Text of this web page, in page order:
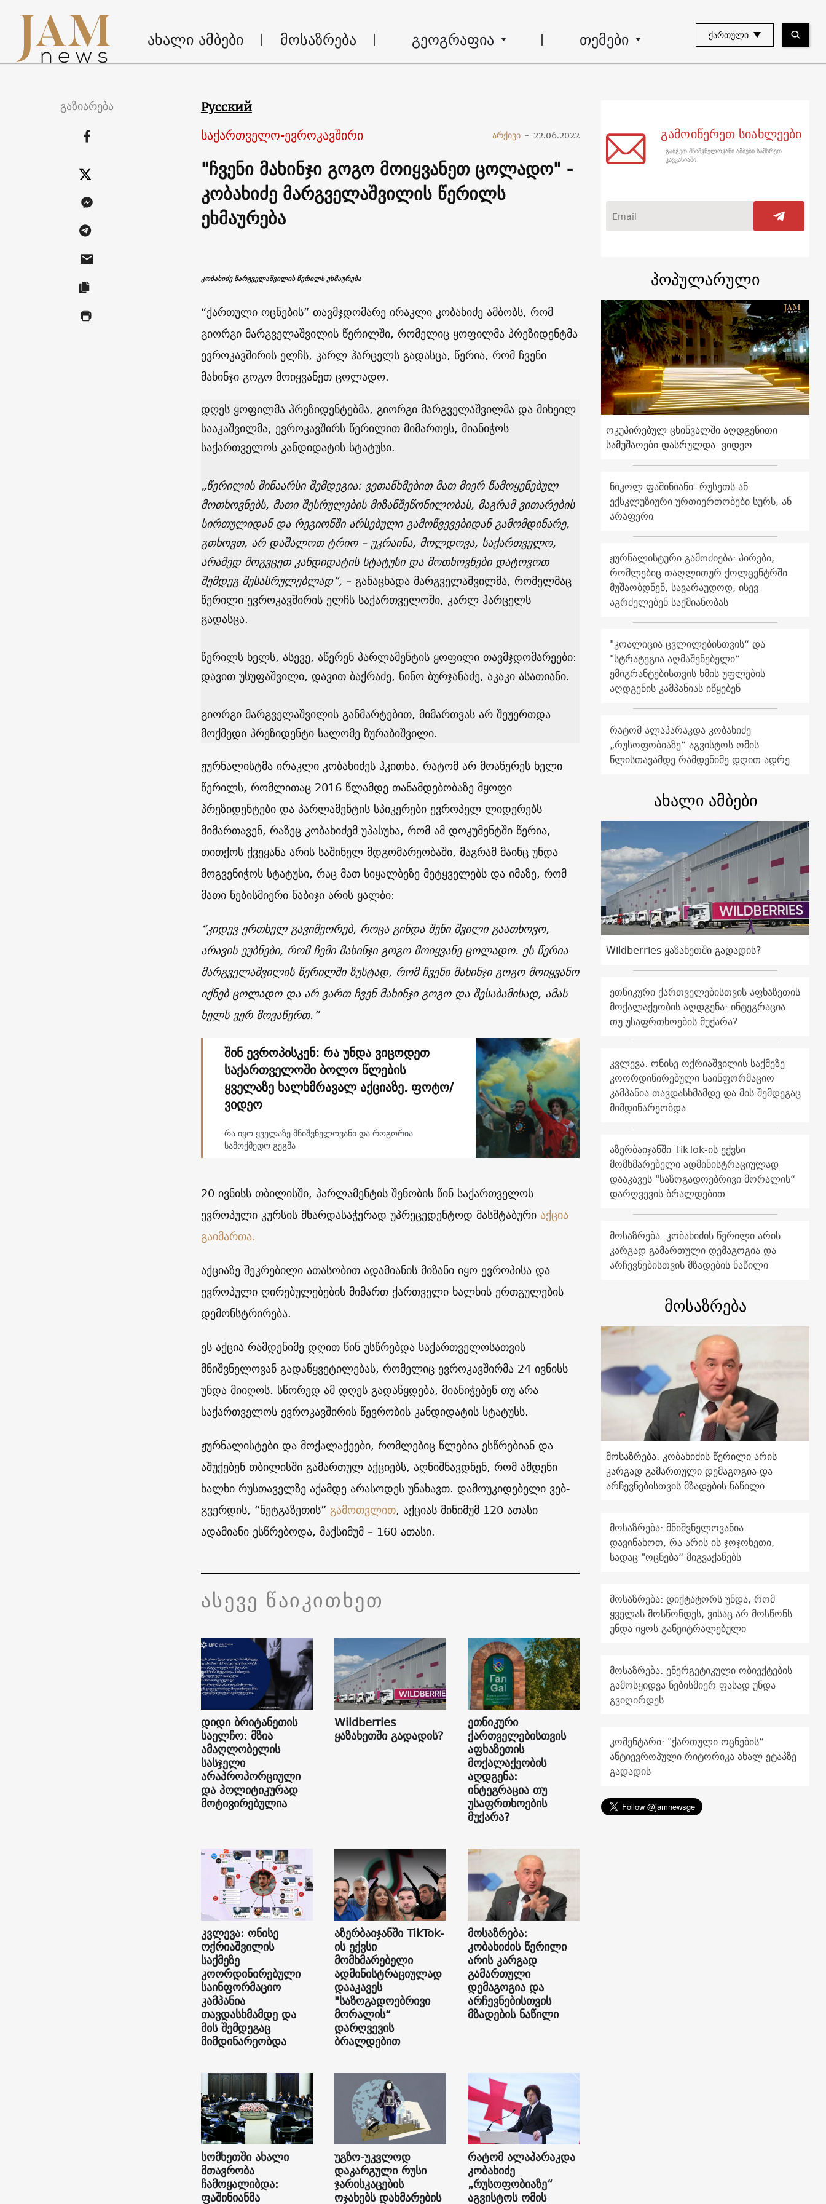
ახალი ამბები მოსაზრება გეოგრაფია თემები ᲥᲐᲠᲗᲣᲚᲘ
გაზიარება Русский
საქართველო-ევროკავშირი არქივი - 22.06.2022
"ჩვენი მახინჯი გოგო მოიყვანეთ ცოლადო" -
კობახიძე მარგველაშვილის წერილს
ეხმაურება
კობახიძე მარგველაშვილის წერილს ეხმაურება
“ქართული ოცნების” თავმჯდომარე ირაკლი კობახიძე ამბობს, რომ
გიორგი მარგველაშვილის წერილში, რომელიც ყოფილმა პრეზიდენტმა
ევროკავშირის ელჩს, კარლ ჰარცელს გადასცა, წერია, რომ ჩვენი
მახინჯი გოგო მოიყვანეთ ცოლადო.
დღეს ყოფილმა პრეზიდენტებმა, გიორგი მარგველაშვილმა და მიხეილ
სააკაშვილმა, ევროკავშირს წერილით მიმართეს, მიანიჭოს
საქართველოს კანდიდატის სტატუსი.
„წერილის შინაარსი შემდეგია: ვეთანხმებით მათ მიერ წამოყენებულ
მოთხოვნებს, მათი შესრულების მიზანშეწონილობას, მაგრამ ვითარების
სირთულიდან და რეგიონში არსებული გამოწვევებიდან გამომდინარე,
გთხოვთ, არ დაშალოთ ტრიო – უკრაინა, მოლდოვა, საქართველო,
არამედ მოგვცეთ კანდიდატის სტატუსი და მოთხოვნები დატოვოთ
შემდეგ შესასრულებლად“, – განაცხადა მარგველაშვილმა, რომელმაც
წერილი ევროკავშირის ელჩს საქართველოში, კარლ ჰარცელს
გადასცა.
წერილს ხელს, ასევე, აწერენ პარლამენტის ყოფილი თავმჯდომარეები:
დავით უსუფაშვილი, დავით ბაქრაძე, ნინო ბურჯანაძე, აკაკი ასათიანი.
გიორგი მარგველაშვილის განმარტებით, მიმართვას არ შეუერთდა
მოქმედი პრეზიდენტი სალომე ზურაბიშვილი.
ჟურნალისტმა ირაკლი კობახიძეს ჰკითხა, რატომ არ მოაწერეს ხელი
წერილს, რომლითაც 2016 წლამდე თანამდებობაზე მყოფი
პრეზიდენტები და პარლამენტის სპიკერები ევროპელ ლიდერებს
მიმართავენ, რაზეც კობახიძემ უპასუხა, რომ ამ დოკუმენტში წერია,
თითქოს ქვეყანა არის საშინელ მდგომარეობაში, მაგრამ მაინც უნდა
მოგვენიჭოს სტატუსი, რაც მათ სიყალბეზე მეტყველებს და იმაზე, რომ
მათი ნებისმიერი ნაბიჯი არის ყალბი:
“კიდევ ერთხელ გავიმეორებ, როცა გინდა შენი შვილი გაათხოვო,
არავის ეუბნები, რომ ჩემი მახინჯი გოგო მოიყვანე ცოლადო. ეს წერია
მარგველაშვილის წერილში ზუსტად, რომ ჩვენი მახინჯი გოგო მოიყვანო
იქნებ ცოლადო და არ ვართ ჩვენ მახინჯი გოგო და შესაბამისად, ამას
ხელს ვერ მოვაწერთ.”
შინ ევროპისკენ: რა უნდა ვიცოდეთ
საქართველოში ბოლო წლების
ყველაზე ხალხმრავალ აქციაზე. ფოტო/
ვიდეო
რა იყო ყველაზე მნიშვნელოვანი და როგორია
სამოქმედო გეგმა
20 ივნისს თბილისში, პარლამენტის შენობის წინ საქართველოს
ევროპული კურსის მხარდასაჭერად უპრეცედენტოდ მასშტაბური აქცია
გაიმართა.
აქციაზე შეკრებილი ათასობით ადამიანის მიზანი იყო ევროპისა და
ევროპული ღირებულებების მიმართ ქართველი ხალხის ერთგულების
დემონსტრირება.
ეს აქცია რამდენიმე დღით წინ უსწრებდა საქართველოსათვის
მნიშვნელოვან გადაწყვეტილებას, რომელიც ევროკავშირმა 24 ივნისს
უნდა მიიღოს. სწორედ ამ დღეს გადაწყდება, მიანიჭებენ თუ არა
საქართველოს ევროკავშირის წევრობის კანდიდატის სტატუსს.
ჟურნალისტები და მოქალაქეები, რომლებიც წლებია ესწრებიან და
აშუქებენ თბილისში გამართულ აქციებს, აღნიშნავდნენ, რომ ამდენი
ხალხი რუსთაველზე აქამდე არასოდეს უნახავთ. დამოუკიდებელი ვებ-
გვერდის, “ნეტგაზეთის” გამოთვლით, აქციას მინიმუმ 120 ათასი
ადამიანი ესწრებოდა, მაქსიმუმ – 160 ათასი.
ასევე წაიკითხეთ
დიდი ბრიტანეთის
საელჩო: მზია
ამაღლობელის
სასჯელი
არაპროპორციული
და პოლიტიკურად
მოტივირებულია
Wildberries
ყაზახეთში გადადის?
ეთნიკური
ქართველებისთვის
აფხაზეთის
მოქალაქეობის
აღდგენა:
ინტეგრაცია თუ
უსაფრთხოების
მუქარა?
კვლევა: ონისე
ოქრიაშვილის
საქმეზე
კოორდინირებული
საინფორმაციო
კამპანია
თავდასხმამდე და
მის შემდეგაც
მიმდინარეობდა
აზერბაიჯანში TikTok-
ის ექვსი
მომხმარებელი
ადმინისტრაციულად
დააკავეს
"საზოგადოებრივი
მორალის“
დარღვევის
ბრალდებით
მოსაზრება:
კობახიძის წერილი
არის კარგად
გამართული
დემაგოგია და
არჩევნებისთვის
მზადების ნაწილი
სომხეთში ახალი
მთავრობა
ჩამოყალიბდა:
ფაშინიანმა
უგზო-უკვლოდ
დაკარგული რუსი
ჯარისკაცების
ოჯახებს დახმარების
რატომ ალაპარაკდა
კობახიძე
„რუსოფობიაზე“
აგვისტოს ომის
გამოიწერეთ სიახლეები
გაიგეთ მნიშვნელოვანი ამბები სამხრეთ
კავკასიაში
პოპულარული
ოკუპირებულ ცხინვალში აღდგენითი
სამუშაოები დასრულდა. ვიდეო
ნიკოლ ფაშინიანი: რუსეთს ან
ექსკლუზიური ურთიერთობები სურს, ან
არაფერი
ჟურნალისტური გამოძიება: პირები,
რომლებიც თაღლითურ ქოლცენტრში
მუშაობდნენ, სავარაუდოდ, ისევ
აგრძელებენ საქმიანობას
"კოალიცია ცვლილებისთვის“ და
"სტრატეგია აღმაშენებელი“
ემიგრანტებისთვის ხმის უფლების
აღდგენის კამპანიას იწყებენ
რატომ ალაპარაკდა კობახიძე
„რუსოფობიაზე“ აგვისტოს ომის
წლისთავამდე რამდენიმე დღით ადრე
ახალი ამბები
Wildberries ყაზახეთში გადადის?
ეთნიკური ქართველებისთვის აფხაზეთის
მოქალაქეობის აღდგენა: ინტეგრაცია
თუ უსაფრთხოების მუქარა?
კვლევა: ონისე ოქრიაშვილის საქმეზე
კოორდინირებული საინფორმაციო
კამპანია თავდასხმამდე და მის შემდეგაც
მიმდინარეობდა
აზერბაიჯანში TikTok-ის ექვსი
მომხმარებელი ადმინისტრაციულად
დააკავეს "საზოგადოებრივი მორალის“
დარღვევის ბრალდებით
მოსაზრება: კობახიძის წერილი არის
კარგად გამართული დემაგოგია და
არჩევნებისთვის მზადების ნაწილი
მოსაზრება
მოსაზრება: კობახიძის წერილი არის
კარგად გამართული დემაგოგია და
არჩევნებისთვის მზადების ნაწილი
მოსაზრება: მნიშვნელოვანია
დავინახოთ, რა არის ის ჯოჯოხეთი,
სადაც "ოცნება“ მიგვაქანებს
მოსაზრება: დიქტატორს უნდა, რომ
ყველას მოსწონდეს, ვისაც არ მოსწონს
უნდა იყოს განეიტრალებული
მოსაზრება: ენერგეტიკული ობიექტების
გამოსყიდვა ნებისმიერ ფასად უნდა
გვიღირდეს
კომენტარი: "ქართული ოცნების“
ანტიევროპული რიტორიკა ახალ ეტაპზე
გადადის